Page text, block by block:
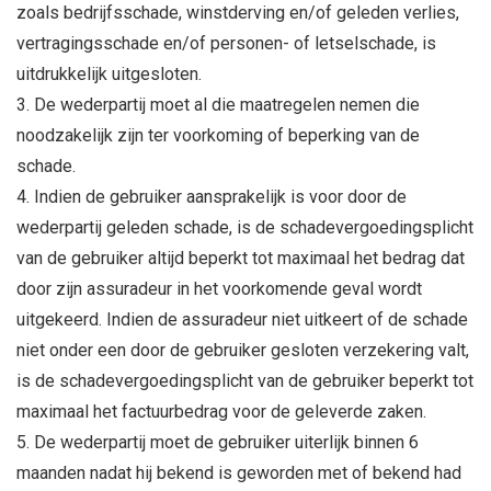
zoals bedrijfsschade, winstderving en/of geleden verlies,
vertragingsschade en/of personen- of letselschade, is
uitdrukkelijk uitgesloten.
De wederpartij moet al die maatregelen nemen die
noodzakelijk zijn ter voorkoming of beperking van de
schade.
Indien de gebruiker aansprakelijk is voor door de
wederpartij geleden schade, is de schadevergoedingsplicht
van de gebruiker altijd beperkt tot maximaal het bedrag dat
door zijn assuradeur in het voorkomende geval wordt
uitgekeerd. Indien de assuradeur niet uitkeert of de schade
niet onder een door de gebruiker gesloten verzekering valt,
is de schadevergoedingsplicht van de gebruiker beperkt tot
maximaal het factuurbedrag voor de geleverde zaken.
De wederpartij moet de gebruiker uiterlijk binnen 6
maanden nadat hij bekend is geworden met of bekend had